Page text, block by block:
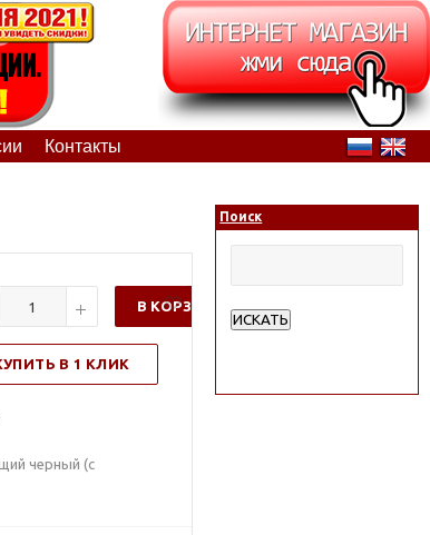
Контакты
В КОРЗИНУ
В 1 КЛИК
черный (с
Поиск
ИСКАТЬ